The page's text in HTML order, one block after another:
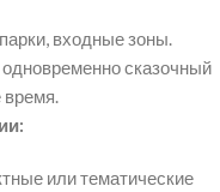
входные зоны.
сказочный
время.
или тематические